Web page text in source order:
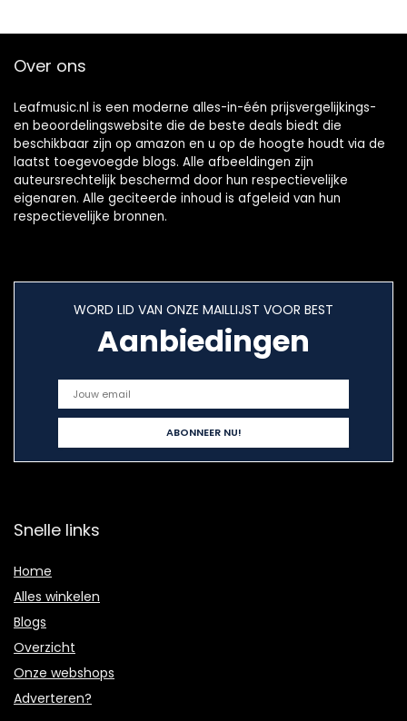
Over ons
Leafmusic.nl is een moderne alles-in-één prijsvergelijkings-
en beoordelingswebsite die de beste deals biedt die
beschikbaar zijn op amazon en u op de hoogte houdt via de
laatst toegevoegde blogs. Alle afbeeldingen zijn
auteursrechtelijk beschermd door hun respectievelijke
eigenaren. Alle geciteerde inhoud is afgeleid van hun
respectievelijke bronnen.
WORD LID VAN ONZE MAILLIJST VOOR BEST
Aanbiedingen
Snelle links
Home
Alles winkelen
Blogs
Overzicht
Onze webshops
Adverteren?